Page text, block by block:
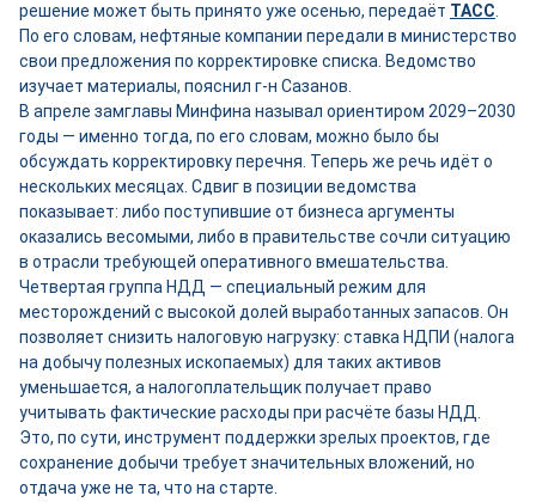
решение может быть принято уже осенью, передаёт ТАСС
По его словам, нефтяные компании передали в министерство
свои предложения по корректировке списка. Ведомство
изучает материалы, пояснил г-н Сазанов.
В апреле замглавы Минфина называл ориентиром 2029–2030
годы — именно тогда, по его словам, можно было бы
обсуждать корректировку перечня. Теперь же речь идёт о
нескольких месяцах. Сдвиг в позиции ведомства
показывает: либо поступившие от бизнеса аргументы
оказались весомыми, либо в правительстве сочли ситуацию
в отрасли требующей оперативного вмешательства.
Четвертая группа НДД — специальный режим для
месторождений с высокой долей выработанных запасов. Он
позволяет снизить налоговую нагрузку: ставка НДПИ (налога
на добычу полезных ископаемых) для таких активов
уменьшается, а налогоплательщик получает право
учитывать фактические расходы при расчёте базы НДД.
Это, по сути, инструмент поддержки зрелых проектов, где
сохранение добычи требует значительных вложений, но
отдача уже не та, что на старте.